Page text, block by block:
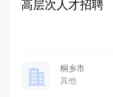
高层次人才招聘
桐乡市
其他